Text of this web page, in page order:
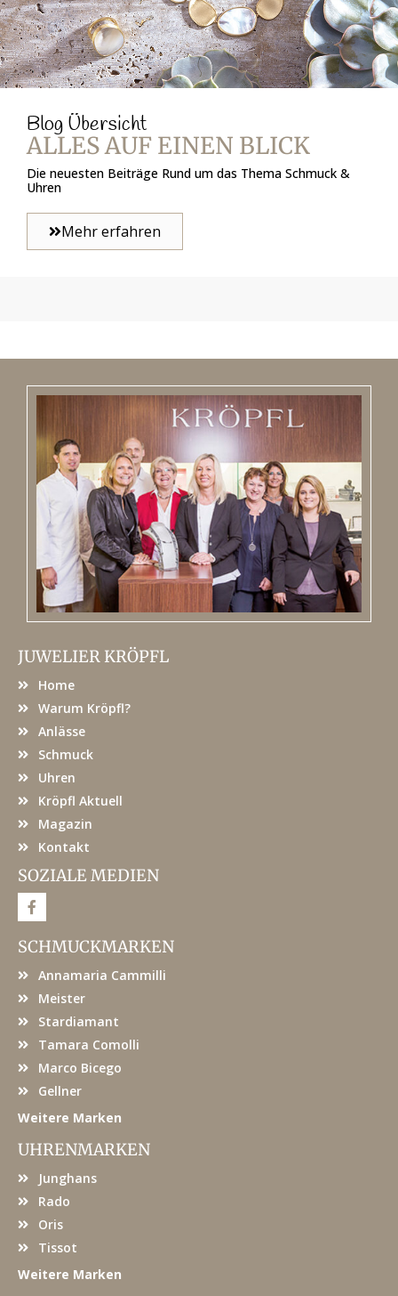
Blog Übersicht
ALLES AUF EINEN BLICK
Die neuesten Beiträge Rund um das Thema Schmuck &
Uhren
Mehr erfahren
JUWELIER KRÖPFL
Home
Warum Kröpfl?
Anlässe
Schmuck
Uhren
Kröpfl Aktuell
Magazin
Kontakt
SOZIALE MEDIEN
F
a
e
b
o
SCHMUCKMARKEN
Annamaria Cammilli
Meister
Stardiamant
Tamara Comolli
Marco Bicego
Gellner
Weitere Marken
UHRENMARKEN
Junghans
Rado
Oris
Tissot
Weitere Marken